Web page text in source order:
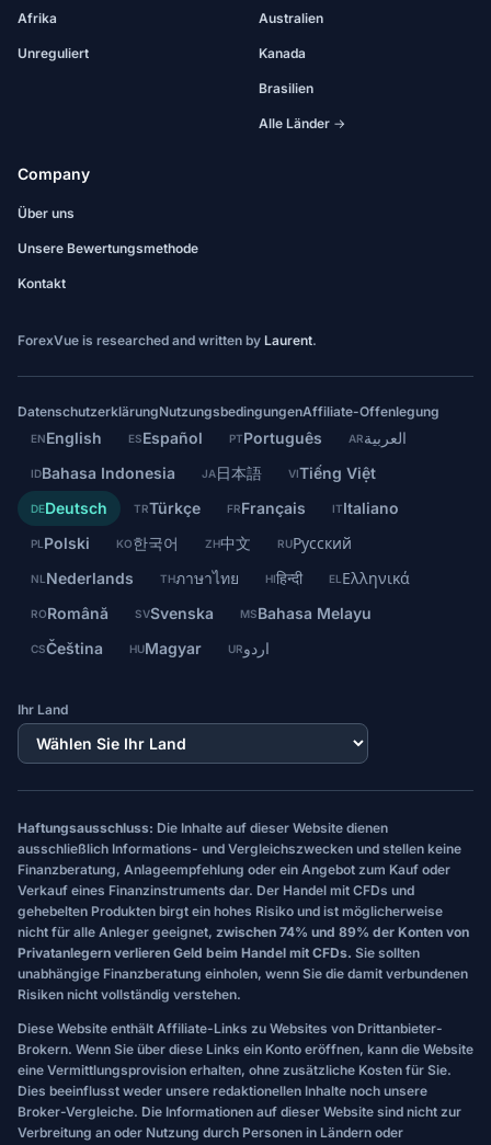
Afrika
Unreguliert
Australien
Kanada
Brasilien
Alle Länder →
Company
Über uns
Unsere Bewertungsmethode
Kontakt
ForexVue is researched and written by Laurent.
DatenschutzerklärungNutzungsbedingungenAffiliate-Offenlegung
ENEnglish ESEspañol PTPortuguês ARالعربية
IDBahasa Indonesia JA日本語 VITiếng Việt
DEDeutsch TRTürkçe FRFrançais ITItaliano
PL Polski KO한국어 ZH中文 RUРусский
NL Nederlands THภาษาไทย HIहिन्दी EL Ελληνικά
RORomână SVSvenska MSBahasa Melayu
CSČeština HUMagyar URاردو
Ihr Land
Haftungsausschluss: Die Inhalte auf dieser Website dienen
ausschließlich Informations- und Vergleichszwecken und stellen keine
Finanzberatung, Anlageempfehlung oder ein Angebot zum Kauf oder
Verkauf eines Finanzinstruments dar. Der Handel mit CFDs und
gehebelten Produkten birgt ein hohes Risiko und ist möglicherweise
nicht für alle Anleger geeignet, zwischen 74% und 89% der Konten von
Privatanlegern verlieren Geld beim Handel mit CFDs. Sie sollten
unabhängige Finanzberatung einholen, wenn Sie die damit verbundenen
Risiken nicht vollständig verstehen.
Diese Website enthält Affiliate-Links zu Websites von Drittanbieter-
Brokern. Wenn Sie über diese Links ein Konto eröffnen, kann die Website
eine Vermittlungsprovision erhalten, ohne zusätzliche Kosten für Sie.
Dies beeinflusst weder unsere redaktionellen Inhalte noch unsere
Broker-Vergleiche. Die Informationen auf dieser Website sind nicht zur
Verbreitung an oder Nutzung durch Personen in Ländern oder